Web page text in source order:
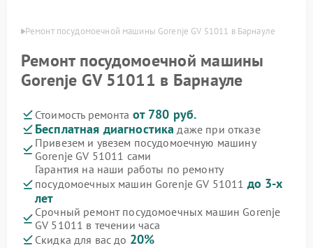
Ремонт посудомоечной машины Gorenje GV 51011 в Барнауле
Ремонт посудомоечной машины
Gorenje GV 51011 в Барнауле
Стоимость ремонта от 780 руб.
Бесплатная диагностика даже при отказе
Привезем и увезем посудомоечную машину
Gorenje GV 51011 сами
Гарантия на наши работы по ремонту
посудомоечных машин Gorenje GV 51011 до 3-х
лет
Срочный ремонт посудомоечных машин Gorenje
GV 51011 в течении часа
Скидка для вас до 20%